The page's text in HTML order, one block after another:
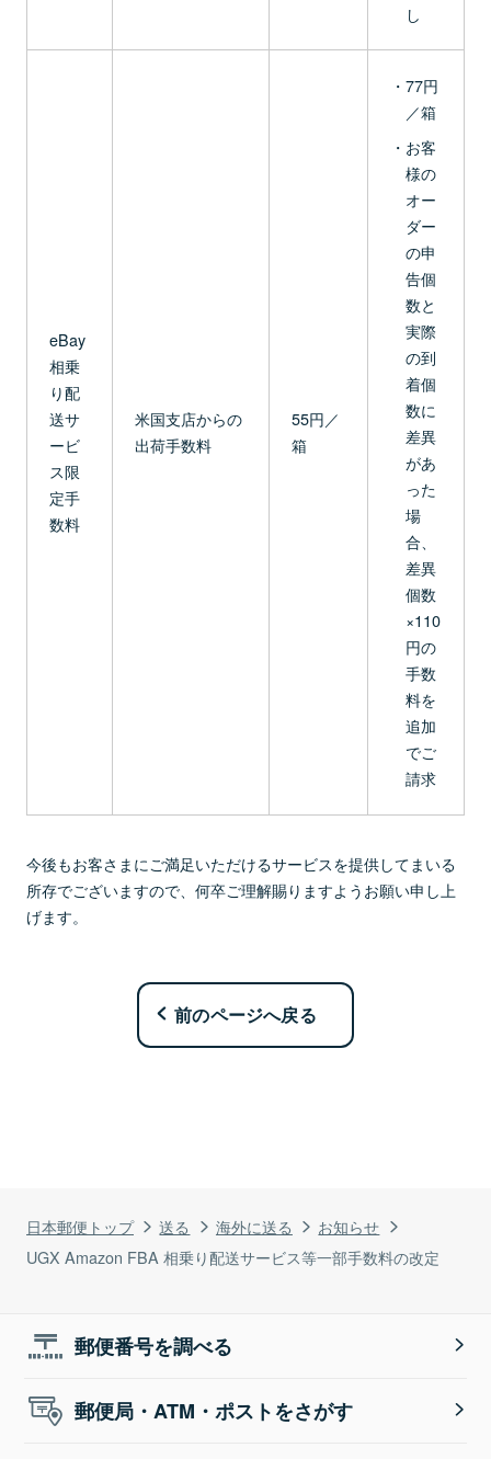
日本郵便トップ 送る 海外に送る
お知らせ
UGX Amazon FBA 相乗り配送サービス等一部手数料の改定
し
eBay
相乗
り配
送サ
ービ
ス限
定手
数料
米国支店からの
出荷手数料
55円／
箱
77円
／箱
お客
様の
オー
ダー
の申
告個
数と
実際
の到
着個
数に
差異
があ
った
場
合、
差異
個数
×110
円の
手数
料を
追加
でご
請求
今後もお客さまにご満足いただけるサービスを提供してまいる
所存でございますので、何卒ご理解賜りますようお願い申し上
げます。
前のページへ戻る
郵便番号を調べる
郵便局・ATM・ポストをさがす